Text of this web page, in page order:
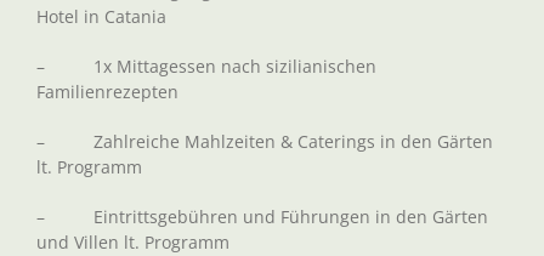
Hotel in Catania
– 1x Mittagessen nach sizilianischen
Familienrezepten
– Zahlreiche Mahlzeiten & Caterings in den Gärten
lt. Programm
– Eintrittsgebühren und Führungen in den Gärten
und Villen lt. Programm